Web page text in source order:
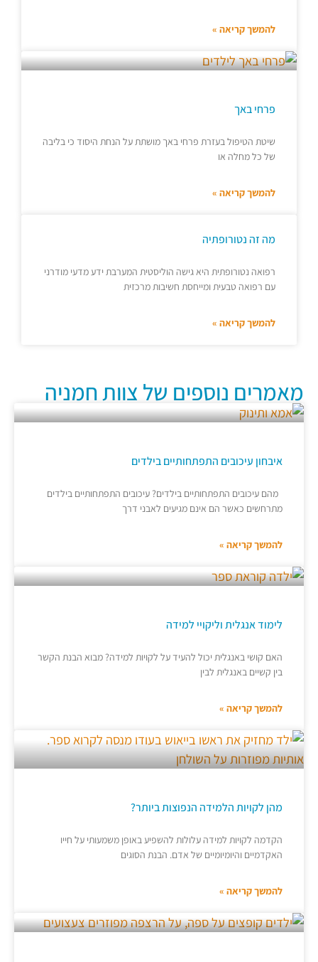
להמשך קריאה »
פרחי באך
שיטת הטיפול בעזרת פרחי באך מושתת על הנחת היסוד כי בליבה
של כל מחלה או
להמשך קריאה »
מה זה נטורופתיה
רפואה נטורופתית היא גישה הוליסטית המערבת ידע מדעי מודרני
עם רפואה טבעית ומייחסת חשיבות מרכזית
להמשך קריאה »
מאמרים נוספים של צוות חמניה
איבחון עיכובים התפתחותיים בילדים
מהם עיכובים התפתחותיים בילדים? עיכובים התפתחותיים בילדים
מתרחשים כאשר הם אינם מגיעים לאבני דרך
להמשך קריאה »
לימוד אנגלית וליקויי למידה
האם קושי באנגלית יכול להעיד על לקויות למידה? מבוא הבנת הקשר
בין קשיים באנגלית לבין
להמשך קריאה »
מהן לקויות הלמידה הנפוצות ביותר?
הקדמה לקויות למידה עלולות להשפיע באופן משמעותי על חייו
האקדמיים והיומיומיים של אדם. הבנת הסוגים
להמשך קריאה »